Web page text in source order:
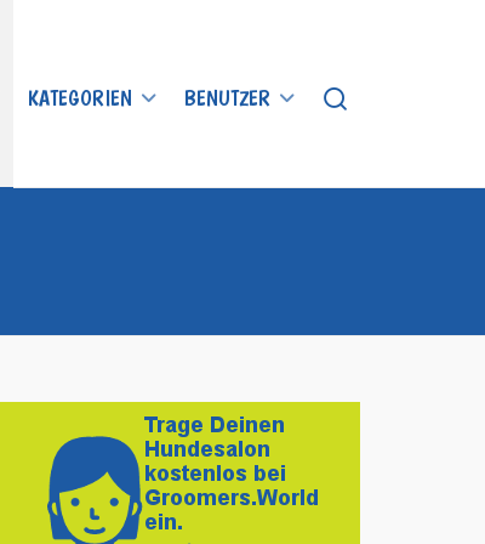
KATEGORIEN BENUTZER